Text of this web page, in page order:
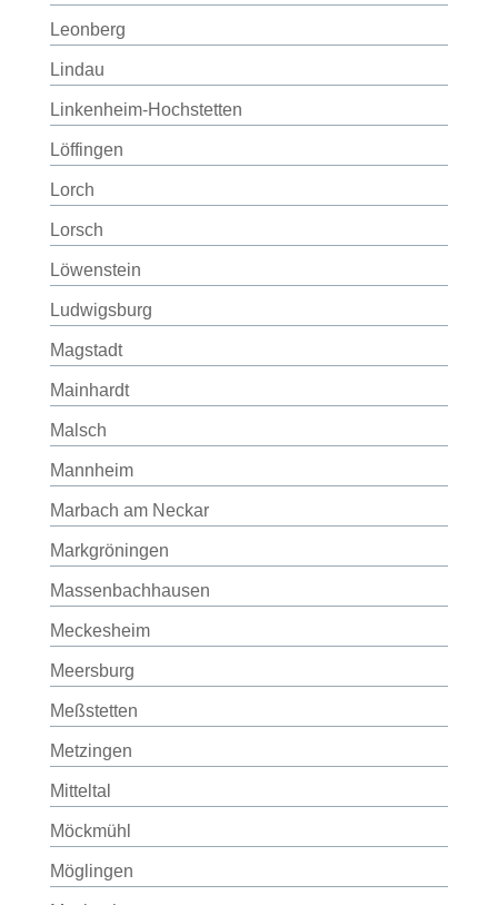
Leonberg
Lindau
Linkenheim-Hochstetten
Löffingen
Lorch
Lorsch
Löwenstein
Ludwigsburg
Magstadt
Mainhardt
Malsch
Mannheim
Marbach am Neckar
Markgröningen
Massenbachhausen
Meckesheim
Meersburg
Meßstetten
Metzingen
Mitteltal
Möckmühl
Möglingen